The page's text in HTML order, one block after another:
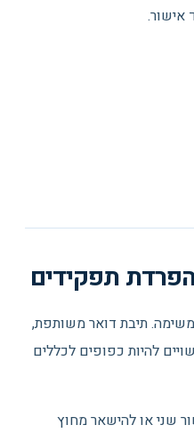
אישור.
תפקידים
תיבת דואר משותפת,
להיות כפופים לכללים
שני או להישאר מחוץ